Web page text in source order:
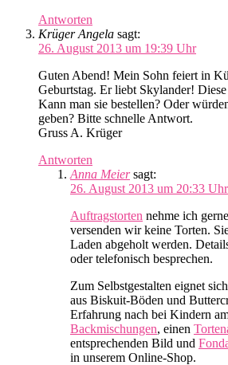
Antworten
Krüger Angela sagt:
26. August 2013 um 19:39 Uhr
Guten Abend! Mein Sohn feiert in
Geburtstag. Er liebt Skylander!
Kann man sie bestellen? Oder
geben? Bitte schnelle Antwort.
Gruss A. Krüger
Antworten
Anna Meier sagt:
26. August 2013 um 20:33 Uhr
Auftragstorten nehme ich
versenden wir keine Torten.
Laden abgeholt werden.
oder telefonisch besprechen.
Zum Selbstgestalten eignet
aus Biskuit-Böden und
Erfahrung nach bei Kindern
Backmischungen, einen
entsprechenden Bild und
in unserem Online-Shop.